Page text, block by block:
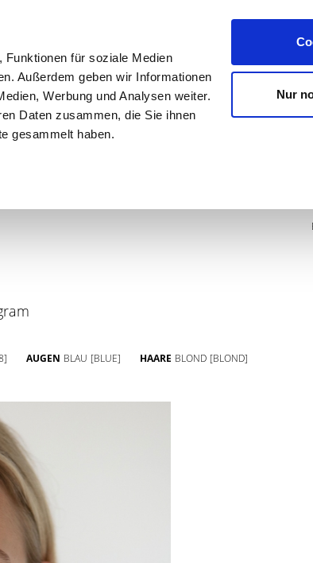
Funktionen für soziale Medien
Außerdem geben wir Informationen
Werbung und Analysen weiter.
Daten zusammen, die Sie ihnen
gesammelt haben.
Nur
AUGEN BLAU [BLUE] HAARE BLOND [BLOND]